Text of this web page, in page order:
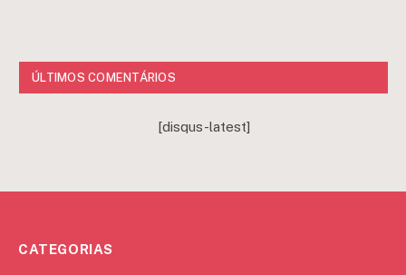
ÚLTIMOS COMENTÁRIOS
[disqus-latest]
CATEGORIAS